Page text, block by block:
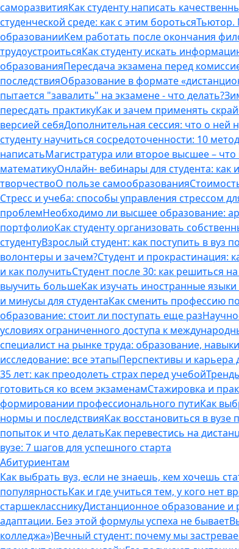
саморазвитияКак студенту написать
студенческой среде: как с этим боротьсяТьютор.
образованииКем работать после окончания
трудоустроитьсяКак студенту искать
образованияПересдача экзамена перед
последствияОбразование в формате
пытается "завалить" на экзамене - что делать?
пересдать практикуКак и зачем применять
версией себяДополнительная сессия: что о ней
студенту научиться сосредоточенности: 10
написатьМагистратура или второе высшее –
математикуОнлайн- вебинары для студента: как
творчествоО пользе самообразования
Стресс и учеба: способы управления стрессом
проблемНеобходимо ли высшее образование:
портфолиоКак студенту организовать
студентуВзрослый студент: как поступить в вуз
волонтеры и зачем?Студент и прокрастинация:
и как получитьСтудент после 30: как решиться
выучить большеКак изучать иностранные языки
и минусы для студентаКак сменить профессию
образование: стоит ли поступать еще раз
условиях ограниченного доступа к
специалист на рынке труда: образование,
исследование: все этапыПерспективы и карьера
35 лет: как преодолеть страх перед учебой
готовиться ко всем экзаменамСтажировка и
формировании профессионального путиКак
нормы и последствияКак восстановиться в
попыток и что делатьКак перевестись на
вузе: 7 шагов для успешного старта
Абитуриентам
Как выбрать вуз, если не знаешь, кем хочешь
популярностьКак и где учиться тем, у кого нет
старшеклассникуДистанционное образование и
адаптации. Без этой формулы успеха не бывает
колледжа»)Вечный студент: почему мы